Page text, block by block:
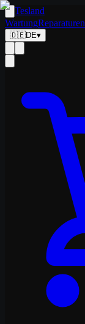
Tesland
WartungReparaturen
🇩🇪DE▾